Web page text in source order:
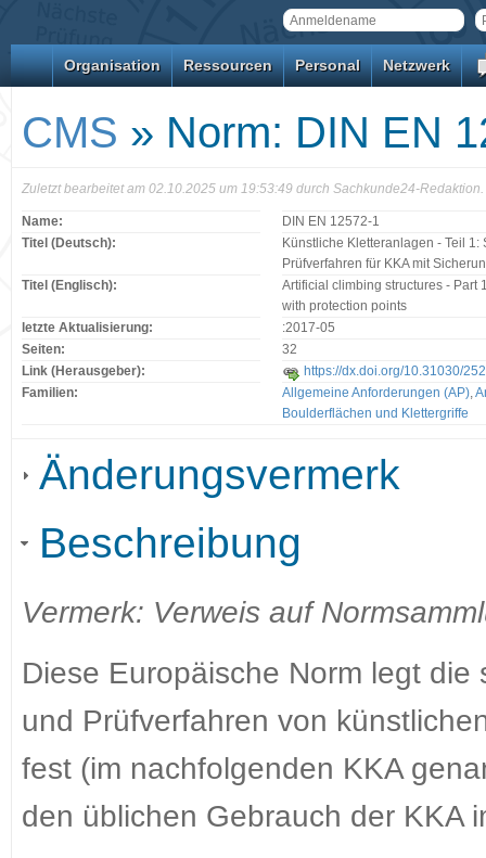
Organisation Ressourcen Personal Netzwerk
CMS » Norm: DIN EN
Zuletzt bearbeitet am 02.10.2025 um 19:53:49 durch Sachkunde24-Redaktion.
Name:
DIN EN 12572-1
Titel (Deutsch):
Künstliche Kletteranlagen - Teil
Prüfverfahren für KKA mit
Titel (Englisch):
Artificial climbing structures - Part
with protection points
letzte Aktualisierung:
:2017-05
Seiten:
32
Link (Herausgeber):
https://dx.doi.org/10.31030/
Familien:
Allgemeine Anforderungen (AP),
Boulderflächen und Klettergriffe
Änderungsvermerk
Beschreibung
Vermerk: Verweis auf
Diese Europäische Norm legt
und Prüfverfahren von
fest (im nachfolgenden KKA
den üblichen Gebrauch der KKA